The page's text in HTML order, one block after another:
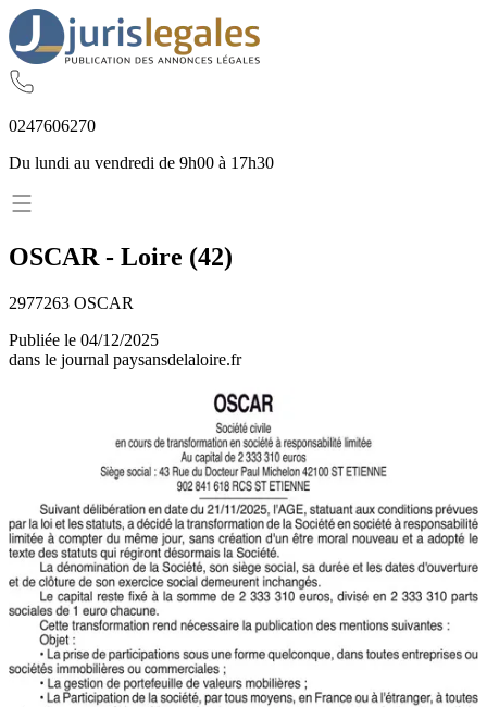
0247606270
Du lundi au vendredi de 9h00 à 17h30
OSCAR - Loire (42)
2977263 OSCAR
Publiée le 04/12/2025
dans le journal paysansdelaloire.fr